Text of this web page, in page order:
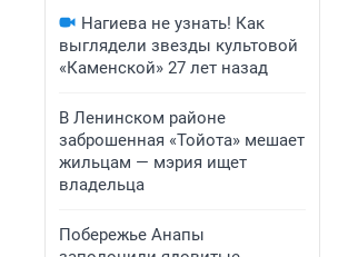
Нагиева не узнать! Как
выглядели звезды культовой
«Каменской» 27 лет назад
В Ленинском районе
заброшенная «Тойота» мешает
жильцам — мэрия ищет
владельца
Побережье Анапы